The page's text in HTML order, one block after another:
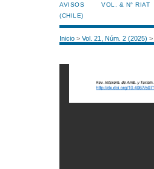
AVISOS
VOL. & N° RIAT
(CHILE)
Inicio > Vol. 21, Núm. 2 (2025) >